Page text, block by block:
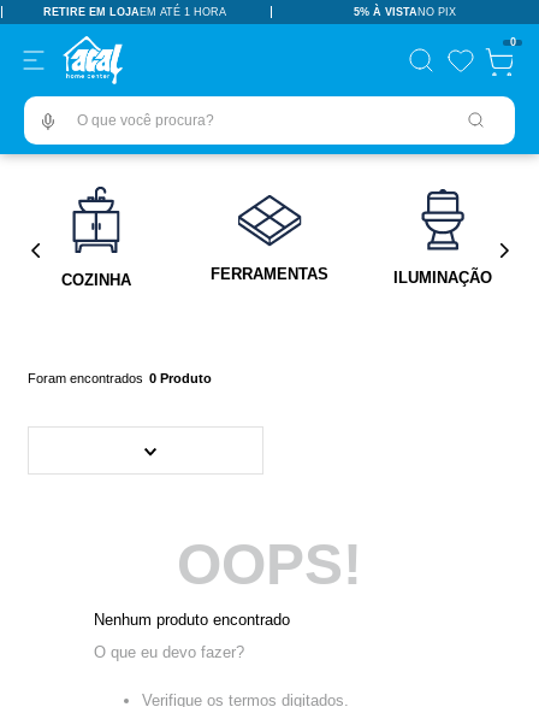
RETIRE EM LOJAEM ATÉ 1 HORA 5% À VISTANO PIX
0
O que você procura?
COZINHA FERRAMENTAS ILUMINAÇÃO
0 Produto
OOPS!
Nenhum produto encontrado
O que eu devo fazer?
Verifique os termos digitados.
TERMOS MAIS BUSCADOS
pisos revestimentos
º ceramica
porcelanato
5 revestimento
pia
8º porta
9º chuveiro